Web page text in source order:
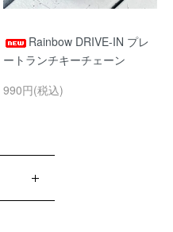
Rainbow DRIVE-IN プレ
ートランチキーチェーン
990円(税込)